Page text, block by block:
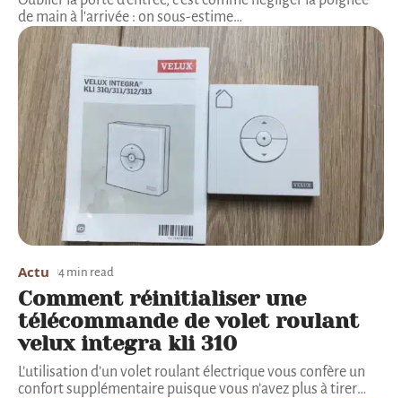
de main à l'arrivée : on sous-estime…
Actu 4 min read
Comment réinitialiser une
télécommande de volet roulant
velux integra kli 310
L’utilisation d’un volet roulant électrique vous confère un
confort supplémentaire puisque vous n’avez plus à tirer…